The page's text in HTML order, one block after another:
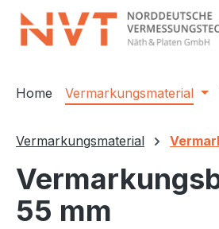
Hauptinhalt springen
Zur Suche springen
Zur Hauptnavigation springen
Home Vermarkungsmaterial
Vermarkungsmaterial
55 mm